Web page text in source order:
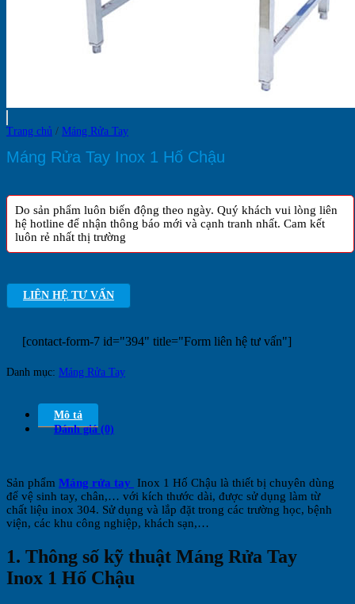
Trang chủ / Máng Rửa Tay
Máng Rửa Tay Inox 1 Hố Chậu
Do sản phẩm luôn biến động theo ngày. Quý khách vui lòng liên
hệ hotline để nhận thông báo mới và cạnh tranh nhất. Cam kết
luôn rẻ nhất thị trường
LIÊN HỆ TƯ VẤN
[contact-form-7 id="394" title="Form liên hệ tư vấn"]
Danh mục: Máng Rửa Tay
Mô tả
Đánh giá (0)
Sản phẩm Máng rửa tay Inox 1 Hố Chậu là thiết bị chuyên dùng
để vệ sinh tay, chân,… với kích thước dài, được sử dụng làm từ
chất liệu inox 304. Sử dụng và lắp đặt trong các trường học, bệnh
viện, các khu công nghiệp, khách sạn,…
1. Thông số kỹ thuật Máng Rửa Tay
Inox 1 Hố Chậu